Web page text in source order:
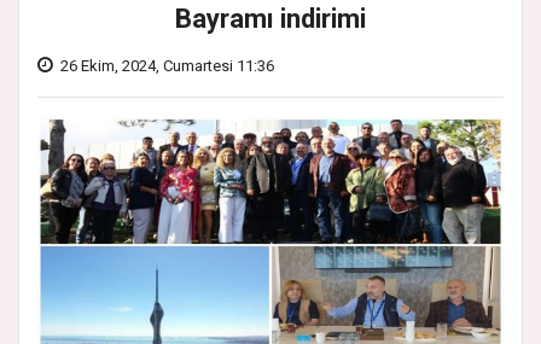
Bayramı indirimi
26 Ekim, 2024, Cumartesi 11:36